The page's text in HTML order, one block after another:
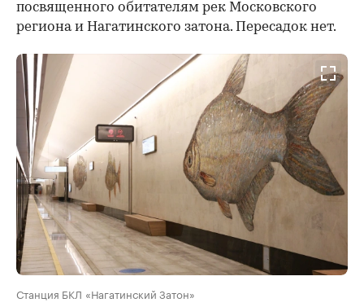
посвященного обитателям рек Московского
региона и Нагатинского затона. Пересадок нет.
Станция БКЛ «Нагатинский Затон»